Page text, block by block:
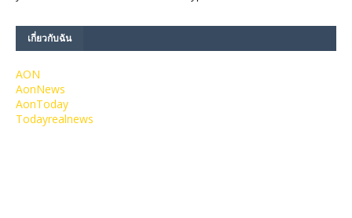
เกี่ยวกับฉัน
AON
AonNews
AonToday
Todayrealnews